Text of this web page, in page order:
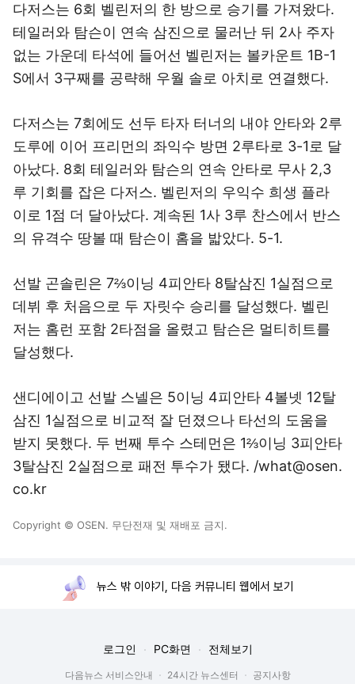
다저스는 6회 벨린저의 한 방으로 승기를 가져왔다.
테일러와 탐슨이 연속 삼진으로 물러난 뒤 2사 주자
없는 가운데 타석에 들어선 벨린저는 볼카운트 1B-1
S에서 3구째를 공략해 우월 솔로 아치로 연결했다.
다저스는 7회에도 선두 타자 터너의 내야 안타와 2루
도루에 이어 프리먼의 좌익수 방면 2루타로 3-1로 달
아났다. 8회 테일러와 탐슨의 연속 안타로 무사 2,3
루 기회를 잡은 다저스. 벨린저의 우익수 희생 플라
이로 1점 더 달아났다. 계속된 1사 3루 찬스에서 반스
의 유격수 땅볼 때 탐슨이 홈을 밟았다. 5-1.
선발 곤솔린은 7⅔이닝 4피안타 8탈삼진 1실점으로
데뷔 후 처음으로 두 자릿수 승리를 달성했다. 벨린
저는 홈런 포함 2타점을 올렸고 탐슨은 멀티히트를
달성했다.
샌디에이고 선발 스넬은 5이닝 4피안타 4볼넷 12탈
삼진 1실점으로 비교적 잘 던졌으나 타선의 도움을
받지 못했다. 두 번째 투수 스테먼은 1⅔이닝 3피안타
3탈삼진 2실점으로 패전 투수가 됐다. /what@osen.
co.kr
Copyright © OSEN. 무단전재 및 재배포 금지.
뉴스 밖 이야기, 다음 커뮤니티 웹에서 보기
로그인 PC화면 전체보기
다음뉴스 서비스안내 24시간 뉴스센터 공지사항